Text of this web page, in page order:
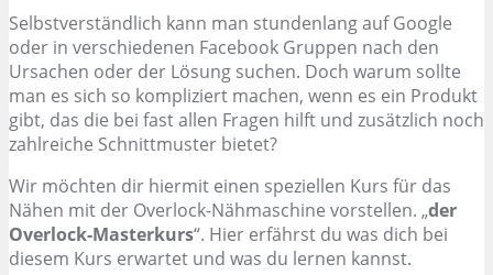
Selbstverständlich kann man stundenlang auf Google
oder in verschiedenen Facebook Gruppen nach den
Ursachen oder der Lösung suchen. Doch warum sollte
man es sich so kompliziert machen, wenn es ein Produkt
gibt, das die bei fast allen Fragen hilft und zusätzlich noch
zahlreiche Schnittmuster bietet?
Wir möchten dir hiermit einen speziellen Kurs für das
Nähen mit der Overlock-Nähmaschine vorstellen. „der
Overlock-Masterkurs“. Hier erfährst du was dich bei
diesem Kurs erwartet und was du lernen kannst.